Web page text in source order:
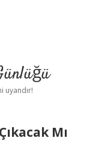
uyandır!
Mı